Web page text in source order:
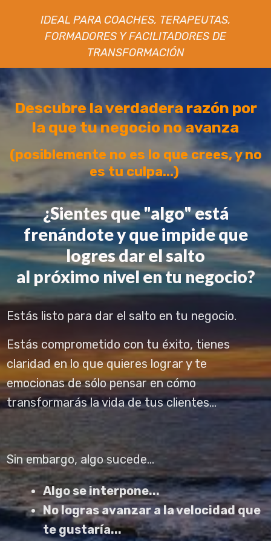
IDEAL PARA COACHES, TERAPEUTAS,
FORMADORES YFACILITADORES DE
TRANSFORMACIÓN
Descubre la verdadera razón por
la que tu negocio no avanza
(posiblemente no es lo que crees, y no
es tu culpa...)
¿Sientes que "algo" está
frenándote y que impide que
logres dar el salto
al próximo nivel en tu negocio?
Estás listo para dar el salto en tu negocio.
Estás comprometido con tu éxito, tienes
claridad en lo que quieres lograr y te
emocionas de sólo pensar en cómo
transformarás la vida de tus clientes...
Sin embargo, algo sucede...
Algo se interpone...
No logras avanzar a la velocidad que
te gustaría...